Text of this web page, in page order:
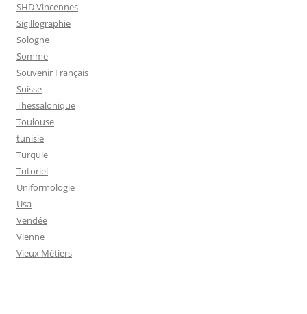
SHD Vincennes
Sigillographie
Sologne
Somme
Souvenir Français
Suisse
Thessalonique
Toulouse
tunisie
Turquie
Tutoriel
Uniformologie
Usa
Vendée
Vienne
Vieux Métiers